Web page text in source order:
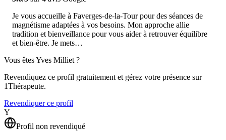
Je vous accueille à Faverges-de-la-Tour pour des séances de
magnétisme adaptées à vos besoins. Mon approche allie
tradition et bienveillance pour vous aider à retrouver équilibre
et bien-être. Je mets…
Vous êtesYves Milliet ?
Revendiquez ce profil gratuitement et gérez votre présence sur
1Thérapeute.
Revendiquer ce profil
Y
Profil non revendiqué